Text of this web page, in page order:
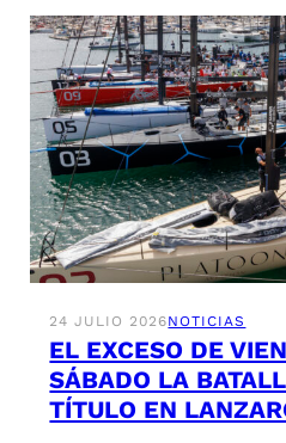
24 JULIO 2026NOTICIAS
EL EXCESO DE
SÁBADO LA
TÍTULO EN